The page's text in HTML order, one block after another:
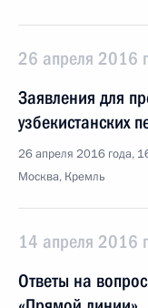
26 апреля 2016
Заявления для
узбекистанских
26 апреля 2016 года,
Москва, Кремль
14 апреля 2016
Ответы на